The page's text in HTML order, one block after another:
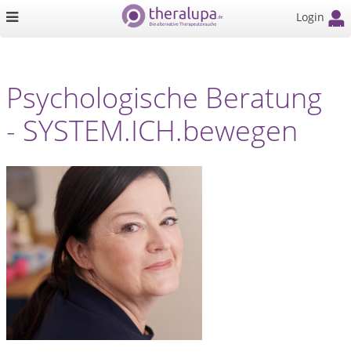
Login
Psychologische Beratung
- SYSTEM.ICH.bewegen